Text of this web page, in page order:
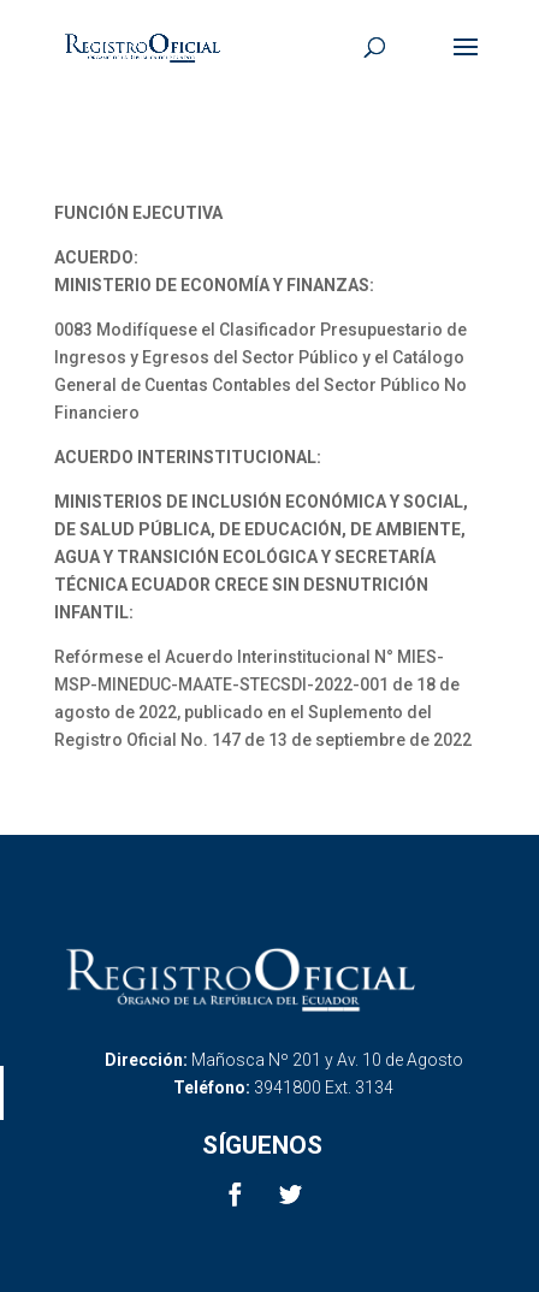
FUNCIÓN EJECUTIVA
ACUERDO:
MINISTERIO DE ECONOMÍA Y FINANZAS:
0083 Modifíquese el Clasificador Presupuestario de
Ingresos y Egresos del Sector Público y el Catálogo
General de Cuentas Contables del Sector Público No
Financiero
ACUERDO INTERINSTITUCIONAL:
MINISTERIOS DE INCLUSIÓN ECONÓMICA Y SOCIAL,
DE SALUD PÚBLICA, DE EDUCACIÓN, DE AMBIENTE,
AGUA Y TRANSICIÓN ECOLÓGICA Y SECRETARÍA
TÉCNICA ECUADOR CRECE SIN DESNUTRICIÓN
INFANTIL:
Refórmese el Acuerdo Interinstitucional N° MIES-
MSP-MINEDUC-MAATE-STECSDI-2022-001 de 18 de
agosto de 2022, publicado en el Suplemento del
Registro Oficial No. 147 de 13 de septiembre de 2022
Dirección: Mañosca Nº 201 y Av. 10 de Agosto
Teléfono: 3941800 Ext. 3134
SÍGUENOS